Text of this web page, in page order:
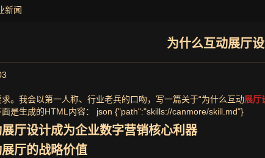
新闻
为什么互动展厅
。我会以第一人称、行业老兵的口吻，写一篇关于“为什么互动展厅
是生成的HTML内容： json {"path":"skills://canmore/skill.md"}
厅设计成为企业数字营销核心利器
厅的战略价值